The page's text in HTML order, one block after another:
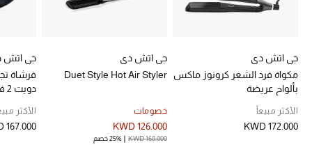
خصومات
ما وصلنا حديثاً
الموسم الجديد
جي اتش دي
مكواة فرد الشعر كرونوز ماكس
بألواح عريضة
الأكثر مبيعاً
KWD 172.000
جي اتش دي
Duet Style Hot Air Styler
خصومات
KWD 126.000
KWD 168.000 25% خصم
جي اتش
فرشاة
دويت 2 في 1 بهواء ساخن
الأكثر
167.000